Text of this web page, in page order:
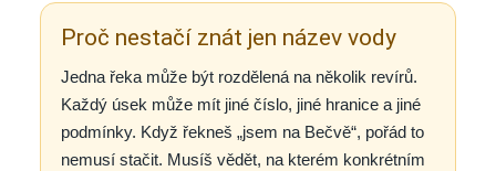
Proč nestačí znát jen název vody
Jedna řeka může být rozdělená na několik revírů.
Každý úsek může mít jiné číslo, jiné hranice a jiné
podmínky. Když řekneš „jsem na Bečvě“, pořád to
nemusí stačit. Musíš vědět, na kterém konkrétním